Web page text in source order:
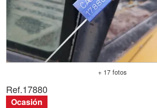
+ 17 fotos
Ref.17880
Ocasión